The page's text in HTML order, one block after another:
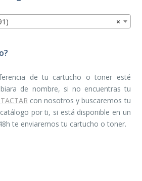
×
de tu cartucho o toner esté
de nombre, si no encuentras tu
con nosotros y buscaremos tu
por ti, si está disponible en un
te enviaremos tu cartucho o toner.